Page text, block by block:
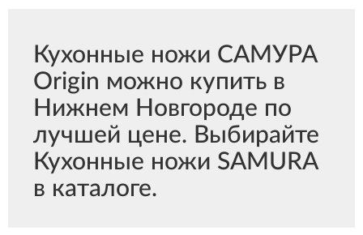
Кухонные ножи САМУРА
Origin можно купить в
Нижнем Новгороде по
лучшей цене. Выбирайте
Кухонные ножи SAMURA
в каталоге.